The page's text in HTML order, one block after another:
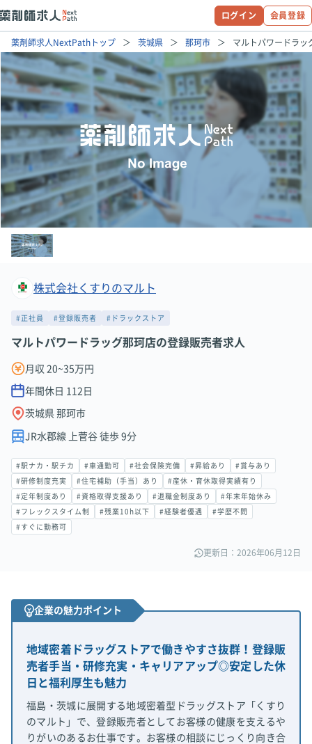
ログイン 会員登録
薬剤師求人NextPathトップ 茨城県 那珂市 マルトパワードラッ
株式会社くすりのマルト
#正社員 #登録販売者 #ドラックストア
マルトパワードラッグ那珂店の登録販売者求人
月収 20~35万円
年間休日 112 日
茨城県 那珂市
JR水郡線 上菅谷 徒歩 9分
#駅ナカ・駅チカ #車通勤可 #社会保険完備 #昇給あり #賞与あり
#研修制度充実 #住宅補助（手当）あり #産休・育休取得実績有り
#定年制度あり #資格取得支援あり #退職金制度あり #年末年始休み
#フレックスタイム制 #残業10h以下 #経験者優遇 #学歴不問
#すぐに勤務可
更新日：2026年06月12日
企業の魅力ポイント
地域密着ドラッグストアで働きやすさ抜群！登録販
売者手当・研修充実・キャリアアップ◎安定した休
日と福利厚生も魅力
福島・茨城に展開する地域密着型ドラッグストア「くすり
のマルト」で、登録販売者としてお客様の健康を支えるや
りがいのあるお仕事です。お客様の相談にじっくり向き合